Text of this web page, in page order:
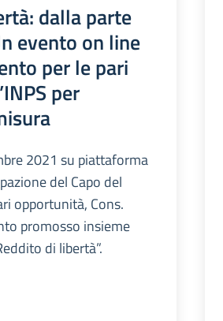
dalla parte
evento on line
per le pari
per
2021 su piattaforma
del Capo del
opportunità, Cons.
promosso insieme
di libertà”.